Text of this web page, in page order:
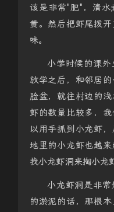
该是非常"肥"，清水
黄。然后把虾尾拨
味。
小学时候的课外
放学之后，和邻居
脸盆，就往村边的
虾的数量比较多，
以用手抓到小龙虾
地里的小龙虾也越
找小龙虾洞来掏小龙
小龙虾洞是非
的淤泥的话，那根